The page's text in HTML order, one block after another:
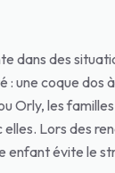
dans des
une coque dos
les
Lors des
évite le